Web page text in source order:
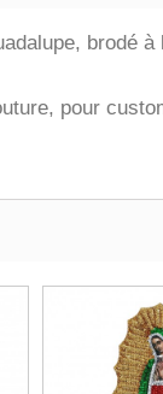
brodé à
pour